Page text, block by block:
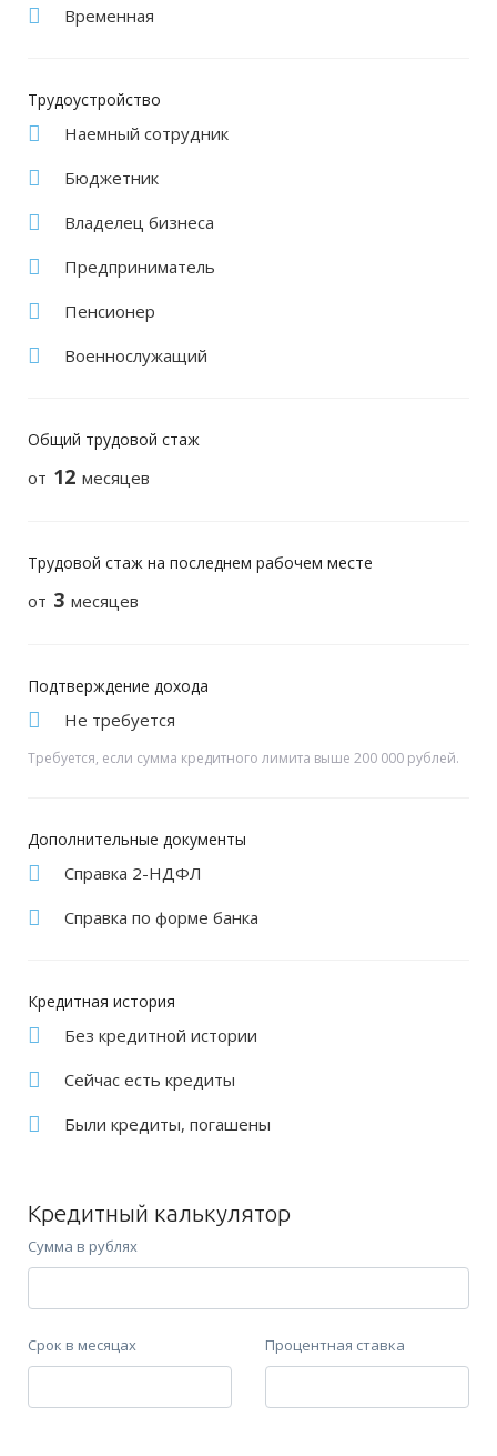
Временная
Трудоустройство
Наемный сотрудник
Бюджетник
Владелец бизнеса
Предприниматель
Пенсионер
Военнослужащий
Общий трудовой стаж
от 12 месяцев
Трудовой стаж на последнем рабочем месте
от 3 месяцев
Подтверждение дохода
Не требуется
Требуется, если сумма кредитного лимита выше 200 000 рублей.
Дополнительные документы
Справка 2-НДФЛ
Справка по форме банка
Кредитная история
Без кредитной истории
Сейчас есть кредиты
Были кредиты, погашены
Кредитный калькулятор
Сумма в рублях
Срок в месяцах Процентная ставка